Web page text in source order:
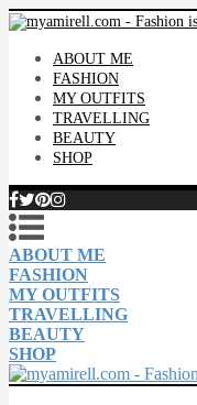
ABOUT ME
FASHION
MY OUTFITS
TRAVELLING
BEAUTY
SHOP
ABOUT ME
FASHION
MY OUTFITS
TRAVELLING
BEAUTY
SHOP